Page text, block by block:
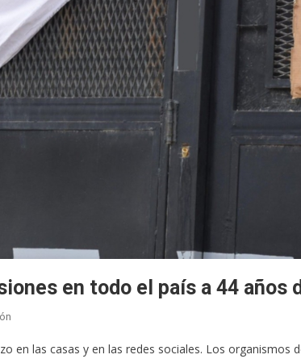
en todo el país a 44 años
en las casas y en las redes sociales. Los organismos